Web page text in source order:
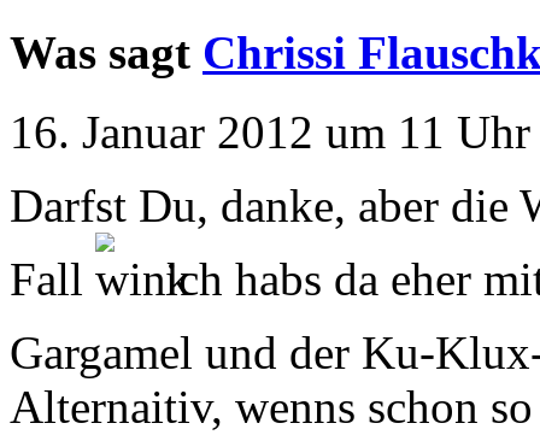
Was sagt Chrissi
16. Januar 2012 um 11
Darfst Du, danke, aber die
Fall
ich habs da eher
Gargamel und der Ku-
Alternaitiv, wenns schon